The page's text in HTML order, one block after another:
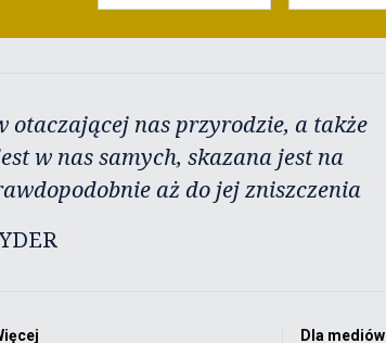
nas przyrodzie, a także
w nas samych, skazana jest na
aż do jej zniszczenia
Dla mediów